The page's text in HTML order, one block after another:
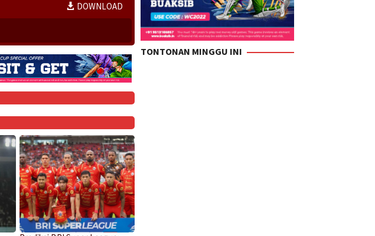
DOWNLOAD
TONTONAN MINGGU INI